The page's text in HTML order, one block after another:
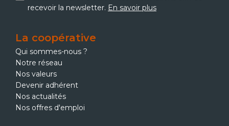
recevoir la newsletter. En savoir plus
La coopérative
Qui sommes-nous ?
Notre réseau
Nos valeurs
Devenir adhérent
Nos actualités
Nos offres d'emploi